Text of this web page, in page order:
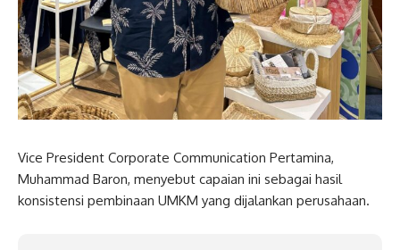
Vice President Corporate Communication Pertamina,
Muhammad Baron, menyebut capaian ini sebagai hasil
konsistensi pembinaan UMKM yang dijalankan perusahaan.